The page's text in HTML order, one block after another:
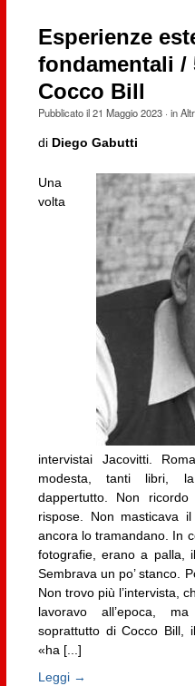
Esperienze
fondamentali /
Cocco Bill
Pubblicato il21 Maggio 2023· in
di Diego Gabutti
Una
volta
intervistai Jacovitti.
modesta, tanti libri,
dappertutto. Non
rispose. Non masticava
ancora lo tramandano. In
fotografie, erano a palla,
Sembrava un po’ stanco.
Non trovo più l’intervista,
lavoravo all’epoca,
soprattutto di Cocco Bill,
«ha [...]
Leggi →